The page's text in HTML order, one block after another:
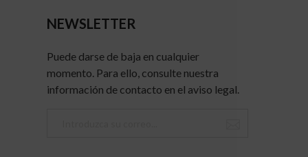
NEWSLETTER
Puede darse de baja en cualquier
momento. Para ello, consulte nuestra
información de contacto en el aviso legal.